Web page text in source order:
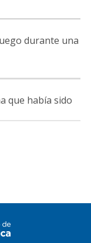
durante una
que había sido